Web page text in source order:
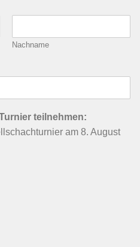
Nachname
teilnehmen:
am 8. August